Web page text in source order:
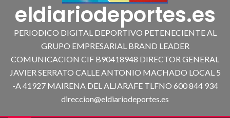
eldiariodeportes.es
PERIODICO DIGITAL DEPORTIVO PETENECIENTE AL
GRUPO EMPRESARIAL BRAND LEADER
COMUNICACION CIF B90418948 DIRECTOR GENERAL
JAVIER SERRATO CALLE ANTONIO MACHADO LOCAL 5
-A 41927 MAIRENA DEL ALJARAFE TLFNO 600 844 934
direccion@eldiariodeportes.es